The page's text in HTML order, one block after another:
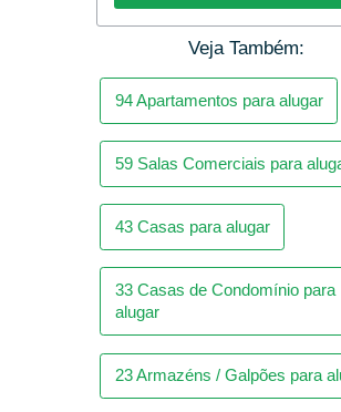
Veja Também:
94Apartamentos para alugar
43Casas para alugar
33Casas de Condomínio para
alugar
23Armazéns / Galpões para alugar
11Lojas para alugar
Sobrados para alugar